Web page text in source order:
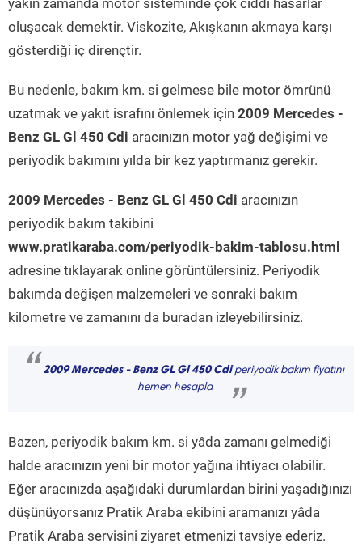
yakın zamanda motor sisteminde çok ciddi hasarlar
oluşacak demektir. Viskozite, Akışkanın akmaya karşı
gösterdiği iç dirençtir.
Bu nedenle, bakım km. si gelmese bile motor ömrünü
uzatmak ve yakıt israfını önlemek için 2009 Mercedes -
Benz GL Gl 450 Cdi aracınızın motor yağ değişimi ve
periyodik bakımını yılda bir kez yaptırmanız gerekir.
2009 Mercedes - Benz GL Gl 450 Cdi aracınızın
periyodik bakım takibini
www.pratikaraba.com/periyodik-bakim-tablosu.html
adresine tıklayarak online görüntülersiniz. Periyodik
bakımda değişen malzemeleri ve sonraki bakım
kilometre ve zamanını da buradan izleyebilirsiniz.
“ 2009 Mercedes - Benz GL Gl 450 Cdiperiyodik bakım fiyatını
hemen hesapla
”
Bazen, periyodik bakım km. si yâda zamanı gelmediği
halde aracınızın yeni bir motor yağına ihtiyacı olabilir.
Eğer aracınızda aşağıdaki durumlardan birini yaşadığınızı
düşünüyorsanız Pratik Araba ekibini aramanızı yâda
Pratik Araba servisini ziyaret etmenizi tavsiye ederiz.